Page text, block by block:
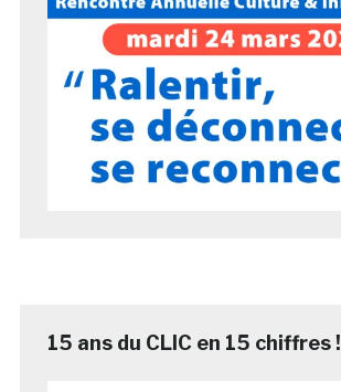
15 ans du CLIC en 15 chiffres !